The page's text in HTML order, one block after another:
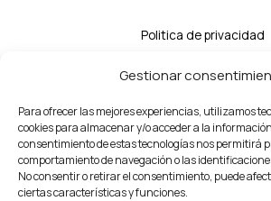
Gestionar
Para ofrecer las mejores experiencias, utilizamos
cookies para almacenar y/o acceder a la
consentimiento de estas tecnologías nos permitirá
comportamiento de navegación o las
No consentir o retirar el consentimiento, puede
ciertas características y funciones.
Politica de privacidad
Accesibilidad
Aviso legal
Mapa del sitio